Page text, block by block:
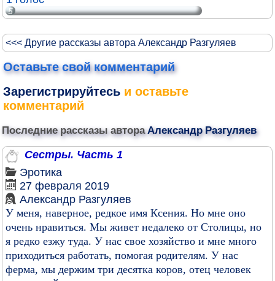
5
<<< Другие рассказы автора Александр Разгуляев
Оставьте свой комментарий
Зарегистрируйтесь и оставьте
комментарий
Последние рассказы автораАлександр Разгуляев
Сестры. Часть 1
Эротика
27 февраля 2019
Александр Разгуляев
У меня, наверное, редкое имя Ксения. Но мне оно
очень нравиться. Мы живет недалеко от Столицы, но
я редко езжу туда. У нас свое хозяйство и мне много
приходиться работать, помогая родителям. У нас
ферма, мы держим три десятка коров, отец человек